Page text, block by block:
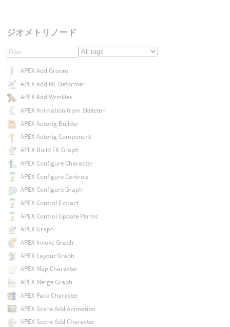
ジオメトリノード
APEX Add Groom
APEX Add ML Deformer
APEX Add Wrinkles
APEX Animation from Skeleton
APEX Autorig Builder
APEX Autorig Component
APEX Build FK Graph
APEX Configure Character
APEX Configure Controls
APEX Configure Graph
APEX Control Extract
APEX Control Update Parms
APEX Graph
APEX Invoke Graph
APEX Layout Graph
APEX Map Character
APEX Merge Graph
APEX Pack Character
APEX Scene Add Animation
APEX Scene Add Character